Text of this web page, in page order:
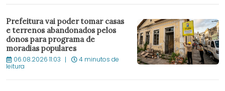
Prefeitura vai poder tomar casas
e terrenos abandonados pelos
donos para programa de
moradias populares
06.08.2026 11:03 4 minutos de
leitura